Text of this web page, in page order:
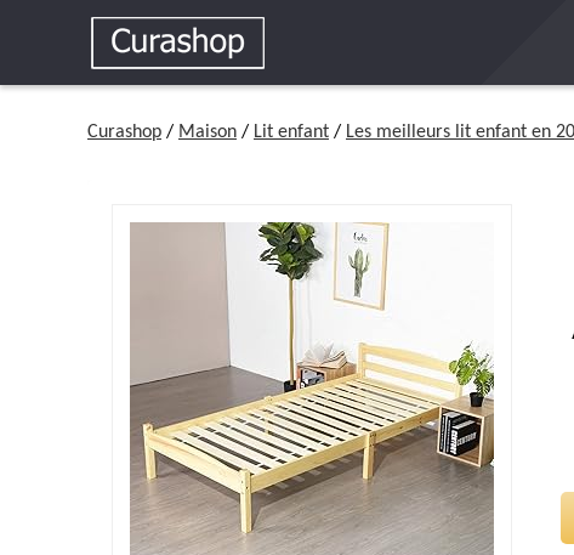
Curashop / Maison / Lit enfant / Les meilleurs lit enfant en